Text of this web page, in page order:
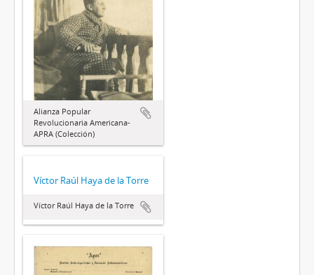
Alianza Popular
Revolucionaria Americana-
APRA (Colección)
Víctor Raúl Haya de la Torre
Víctor Raúl Haya de la Torre